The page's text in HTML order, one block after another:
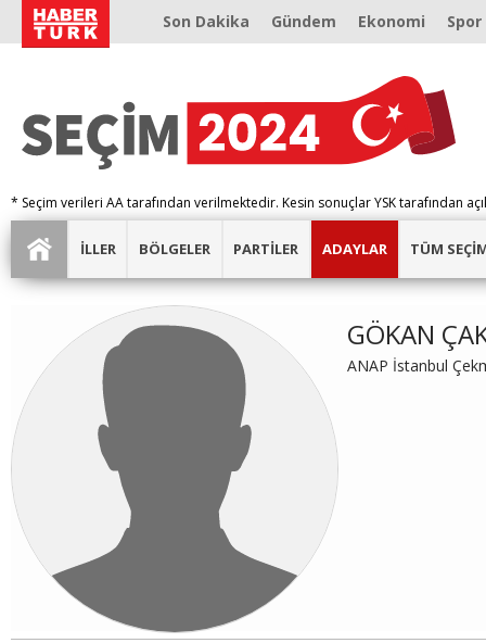
Son Dakika Gündem Ekonomi Spor
* Seçim verileri AA tarafından verilmektedir. Kesin sonuçlar YSK tarafından
İLLER BÖLGELER PARTİLER ADAYLAR TÜM
GÖKAN
ANAP İstanbul